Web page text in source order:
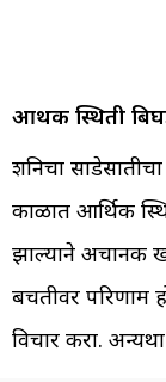
आर्थिक स्थिती
शनिचा
काळात आर्थिक
झाल्याने अचानक
बचतीवर परिणाम
विचार करा.